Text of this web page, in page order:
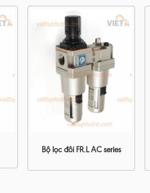
Bộ lọc đôi FR.L AC series